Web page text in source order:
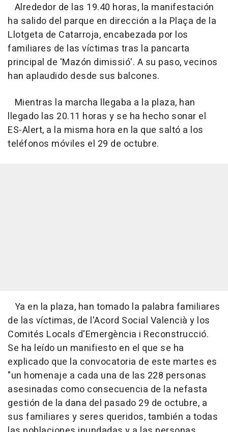
Alrededor de las 19.40 horas, la manifestación
ha salido del parque en dirección a la Plaça de la
Llotgeta de Catarroja, encabezada por los
familiares de las víctimas tras la pancarta
principal de 'Mazón dimissió'. A su paso, vecinos
han aplaudido desde sus balcones.
Mientras la marcha llegaba a la plaza, han
llegado las 20.11 horas y se ha hecho sonar el
ES-Alert, a la misma hora en la que saltó a los
teléfonos móviles el 29 de octubre.
Ya en la plaza, han tomado la palabra familiares
de las víctimas, de l'Acord Social Valencià y los
Comités Locals d'Emergència i Reconstrucció.
Se ha leído un manifiesto en el que se ha
explicado que la convocatoria de este martes es
"un homenaje a cada una de las 228 personas
asesinadas como consecuencia de la nefasta
gestión de la dana del pasado 29 de octubre, a
sus familiares y seres queridos, también a todas